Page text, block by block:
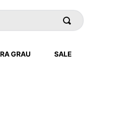
GRAU SALE